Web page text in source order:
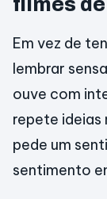
filmes
Em vez de
lembrar
ouve com
repete ideias
pede um
sentimento